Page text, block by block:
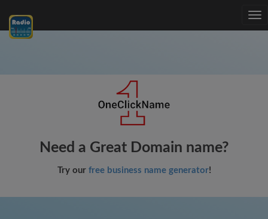
Need a Great Domain name?
Try our free business name generator!